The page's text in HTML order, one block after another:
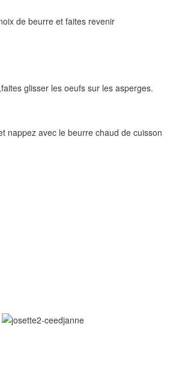
de beurre et faites revenir
glisser les oeufs sur les asperges.
nappez avec le beurre chaud de cuisson